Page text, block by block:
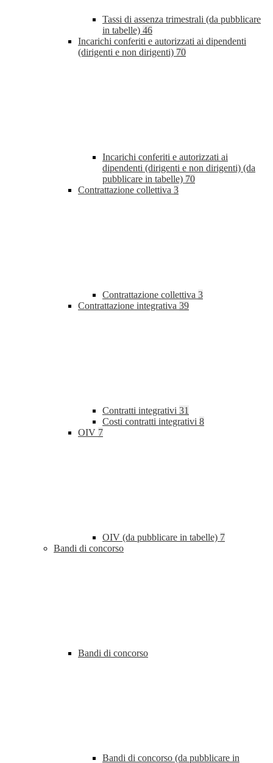
Tassi di assenza trimestrali (da pubblicare
in tabelle) 46
Incarichi conferiti e autorizzati ai dipendenti
(dirigenti e non dirigenti) 70
Incarichi conferiti e autorizzati ai
dipendenti (dirigenti e non dirigenti) (da
pubblicare in tabelle) 70
Contrattazione collettiva 3
Contrattazione collettiva 3
Contrattazione integrativa 39
Contratti integrativi 31
Costi contratti integrativi 8
OIV 7
OIV (da pubblicare in tabelle) 7
Bandi di concorso
Bandi di concorso
Bandi di concorso (da pubblicare in